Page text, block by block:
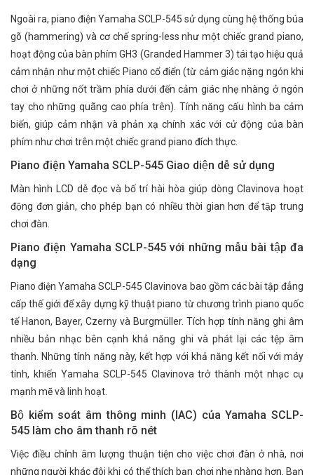
Ngoài ra, piano điện Yamaha SCLP-545 sử dụng cùng hệ thống búa
gõ (hammering) và cơ chế spring-less như một chiếc grand piano,
hoạt động của bàn phím GH3 (Granded Hammer 3) tái tạo hiệu quả
cảm nhận như một chiếc Piano cổ điển (từ cảm giác nặng ngón khi
chơi ở những nốt trầm phía dưới đến cảm giác nhẹ nhàng ở ngón
tay cho những quãng cao phía trên). Tính năng cấu hình ba cảm
biến, giúp cảm nhận và phản xạ chính xác với cử động của bàn
phím như chơi trên một chiếc grand piano đích thực.
Piano điện Yamaha SCLP-545 Giao diện dễ sử dụng
Màn hình LCD dễ đọc và bố trí hài hòa giúp dòng Clavinova hoạt
động đơn giản, cho phép bạn có nhiều thời gian hơn để tập trung
chơi đàn.
Piano điện Yamaha SCLP-545 với những mẫu bài tập đa
dạng
Piano điện Yamaha SCLP-545 Clavinova bao gồm các bài tập đẳng
cấp thế giới để xây dựng kỹ thuật piano từ chương trình piano quốc
tế Hanon, Bayer, Czerny và Burgmüller. Tích hợp tính năng ghi âm
nhiều bản nhạc bên cạnh khả năng ghi và phát lại các tệp âm
thanh. Những tính năng này, kết hợp với khả năng kết nối với máy
tính, khiến Yamaha SCLP-545 Clavinova trở thành một nhạc cụ
mạnh mẽ và linh hoạt.
Bộ kiểm soát âm thông minh (IAC) của Yamaha SCLP-
545 làm cho âm thanh rõ nét
Việc điều chỉnh âm lượng thuận tiện cho việc chơi đàn ở nhà, nơi
những người khác đôi khi có thể thích bạn chơi nhẹ nhàng hơn. Bạn